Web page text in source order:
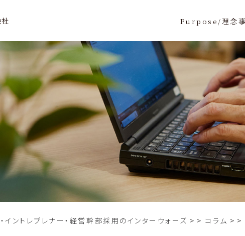
Purpose/理念
イントレプレナー・経営幹部採用のインターウォーズ > コラム >